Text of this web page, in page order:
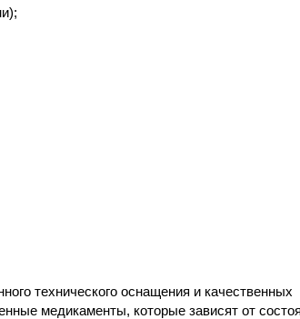
технического оснащения и качественных
медикаменты, которые зависят от